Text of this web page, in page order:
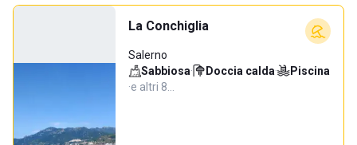
La Conchiglia
Salerno
Sabbiosa· Doccia calda·
Piscina
·e altri 8…